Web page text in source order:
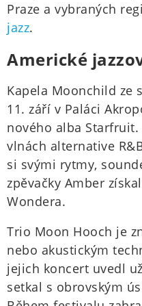
Praze a vybraných
jazz.
Americké
Kapela Moonchild ze
11. září v Paláci
nového alba
vlnách alternative
si svými rytmy,
zpěvačky Amber
Wondera.
Trio Moon Hooch je
nebo akustickým
jejich koncert uvedl
setkal s obrovským